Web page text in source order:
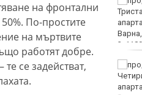
на фронтални
По-простите
на мъртвите
работят добре.
– те се задействат,
десетката на
дестинациите с най-
голям риск от
Министърът на
наблюденията върху